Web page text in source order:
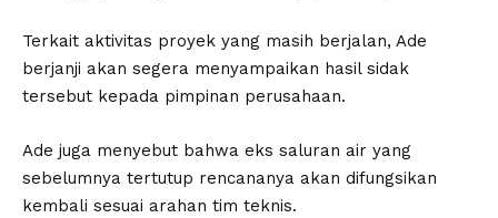
Terkait aktivitas proyek yang masih berjalan, Ade
berjanji akan segera menyampaikan hasil sidak
tersebut kepada pimpinan perusahaan.
Ade juga menyebut bahwa eks saluran air yang
sebelumnya tertutup rencananya akan difungsikan
kembali sesuai arahan tim teknis.